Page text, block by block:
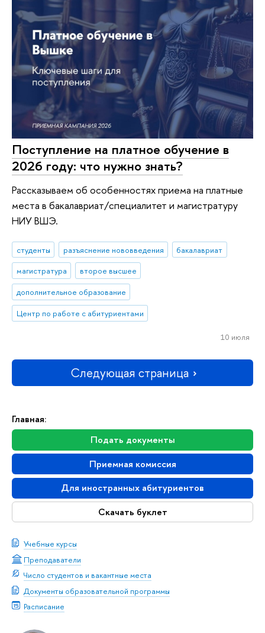
Главная:
Подать документы
Приемная комиссия
Для иностранных абитуриентов
Скачать буклет
Учебные курсы
Преподаватели
Число студентов и вакантные места
Документы образовательной программы
Расписание
Поступление на платное обучение в
2026 году: что нужно знать?
Рассказываем об особенностях приема на платные
места в бакалавриат/специалитет и магистратуру
НИУ ВШЭ.
студенты разъяснение нововведения
бакалавриат
магистратура
второе высшее
дополнительное образование
Центр по работе с абитуриентами
10 июля
Следующая страница